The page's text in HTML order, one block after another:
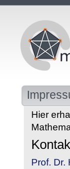
Hier
Prof. Dr.